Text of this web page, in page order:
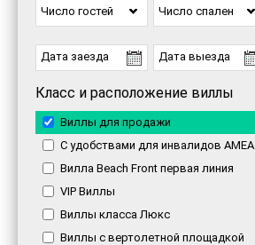
Число гостей Число спален
Класс и расположение виллы
Виллы для продажи
С удобствами для инвалидов AMEA
Вилла Beach Front первая линия
VIP Виллы
Виллы класса Люкс
Виллы с вертолетной площадкой